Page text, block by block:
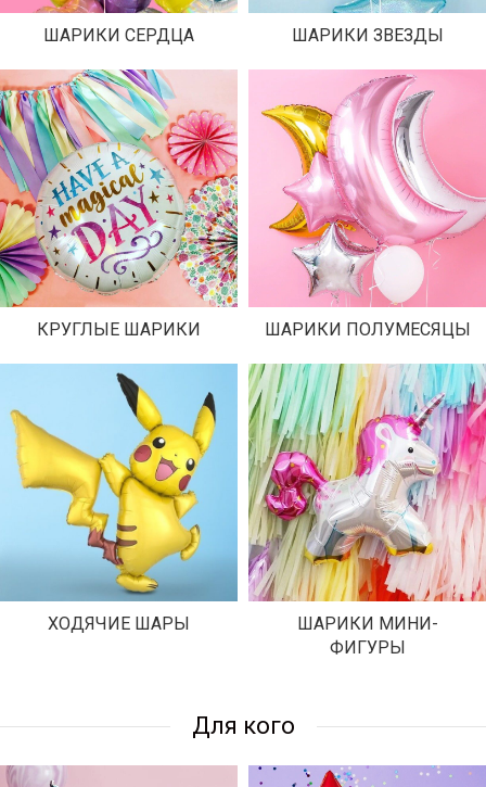
ШАРИКИ СЕРДЦА ШАРИКИ ЗВЕЗДЫ
КРУГЛЫЕ ШАРИКИ ШАРИКИ ПОЛУМЕСЯЦЫ
ХОДЯЧИЕ ШАРЫ
ШАРИКИ МИНИ-
ФИГУРЫ
Для кого